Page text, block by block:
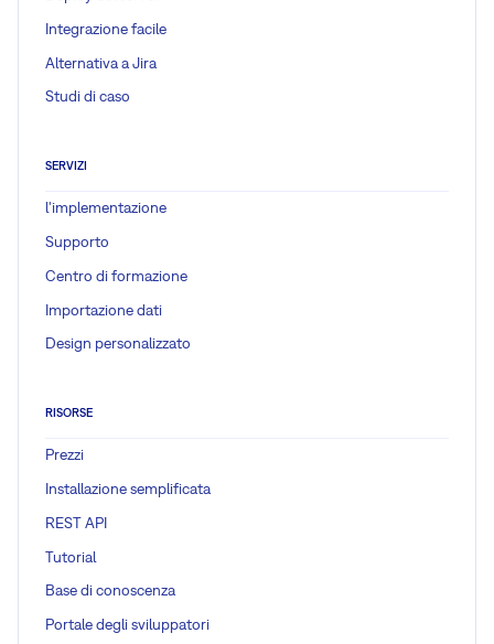
Integrazione facile
Alternativa a Jira
Studi di caso
SERVIZI
l'implementazione
Supporto
Centro di formazione
Importazione dati
Design personalizzato
RISORSE
Prezzi
Installazione semplificata
REST API
Tutorial
Base di conoscenza
Portale degli sviluppatori